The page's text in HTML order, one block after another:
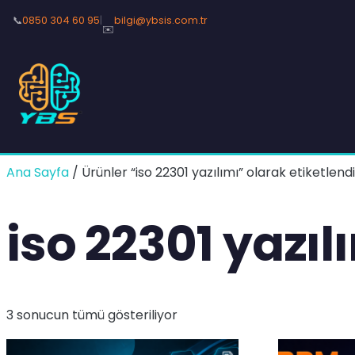
📞0850 304 60 95|
✉️
bilgi@ybsis.com.tr
Ana Sayfa / Ürünler “iso 22301 yazılımı” olarak etiketlendi
iso 22301
3 sonucun tümü gösteriliyor